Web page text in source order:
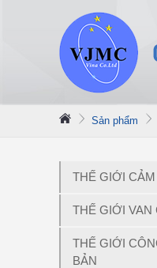
Sản phẩm
THẾ GIỚI
THẾ GIỚI VAN
THẾ GIỚI
BẢN